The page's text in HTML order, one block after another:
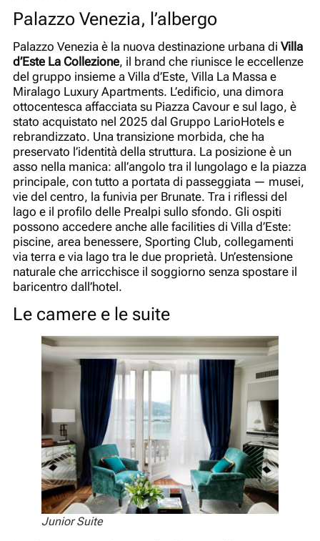
Palazzo Venezia, l’albergo
Palazzo Venezia è la nuova destinazione urbana di Villa
d’Este La Collezione, il brand che riunisce le eccellenze
del gruppo insieme a Villa d’Este, Villa La Massa e
Miralago Luxury Apartments. L’edificio, una dimora
ottocentesca affacciata su Piazza Cavour e sul lago, è
stato acquistato nel 2025 dal Gruppo LarioHotels e
rebrandizzato. Una transizione morbida, che ha
preservato l’identità della struttura. La posizione è un
asso nella manica: all’angolo tra il lungolago e la piazza
principale, con tutto a portata di passeggiata — musei,
vie del centro, la funivia per Brunate. Tra i riflessi del
lago e il profilo delle Prealpi sullo sfondo. Gli ospiti
possono accedere anche alle facilities di Villa d’Este:
piscine, area benessere, Sporting Club, collegamenti
via terra e via lago tra le due proprietà. Un’estensione
naturale che arricchisce il soggiorno senza spostare il
baricentro dall’hotel.
Le camere e le suite
Junior Suite